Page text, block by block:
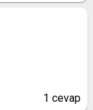
1 cevap